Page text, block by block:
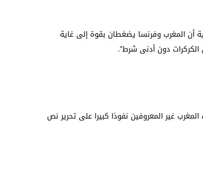
أن المغرب وفرنسا يضغطان بقوة إلى غاية
الكركرات دون أدنى شرط”.
غير المعروفين نفوذا كبيرا على تحرير نص